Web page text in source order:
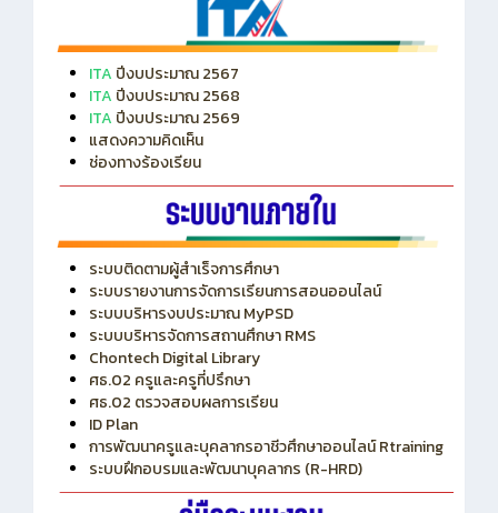
ITA ปีงบประมาณ 2567
ITA ปีงบประมาณ 2568
ITAปีงบประมาณ 2569
แสดงความคิดเห็น
ช่องทางร้องเรียน
ระบบติดตามผู้สำเร็จการศึกษา
ระบบรายงานการจัดการเรียนการสอนออนไลน์
ระบบบริหารงบประมาณ MyPSD
ระบบบริหารจัดการสถานศึกษา RMS
Chontech Digital Library
ศธ.02 ครูและครูที่ปรึกษา
ศธ.02 ตรวจสอบผลการเรียน
ID Plan
การพัฒนาครูและบุคลากรอาชีวศึกษาออนไลน์ Rtraining
ระบบฝึกอบรมและพัฒนาบุคลากร (R-HRD)